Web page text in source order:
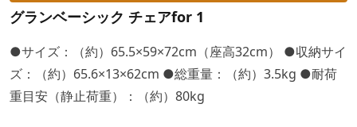
グランベーシック チェアfor 1
●サイズ：（約）65.5×59×72cm（座高32cm） ●収納サイ
ズ：（約）65.6×13×62cm ●総重量：（約）3.5kg ●耐荷
重目安（静止荷重）：（約）80kg